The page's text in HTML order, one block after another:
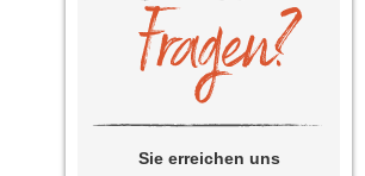
Sie erreichen uns